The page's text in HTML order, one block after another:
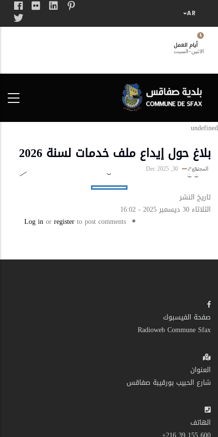
المحتوى
الرئيسيأيام العمل
الاثنين-السبت
undefined
بلاغ حول إيداع ملف خدمات لسنة 2026
المجتمع
تاريخ النشر
الثلاثاء 30 ديسمبر 2025 - 16:02
Log inorregisterto post comments
صفحة الفيسبوك
Radioweb Commune Sfax
العنوان
شارع الحبيب بورقيبة صفاقس
الهاتف